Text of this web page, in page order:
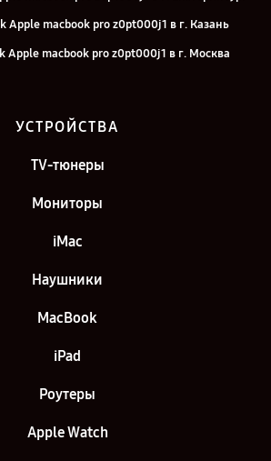
Apple macbook pro z0pt000j1 в г. Казань
Apple macbook pro z0pt000j1 в г. Москва
УСТРОЙСТВА
TV-тюнеры
Мониторы
iMac
Наушники
MacBook
iPad
Роутеры
Apple Watch